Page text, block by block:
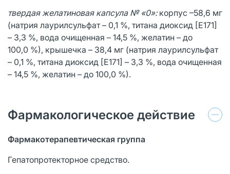
твердая желатиновая капсула № «0»: корпус –58,6 мг
(натрия лаурилсульфат – 0,1 %, титана диоксид [Е171]
– 3,3 %, вода очищенная – 14,5 %, желатин – до
100,0 %), крышечка – 38,4 мг (натрия лаурилсульфат
– 0,1 %, титана диоксид [Е171] – 3,3 %, вода очищенная
– 14,5 %, желатин – до 100,0 %).
Фармакологическое действие
Фармакотерапевтическая группа
Гепатопротекторное средство.